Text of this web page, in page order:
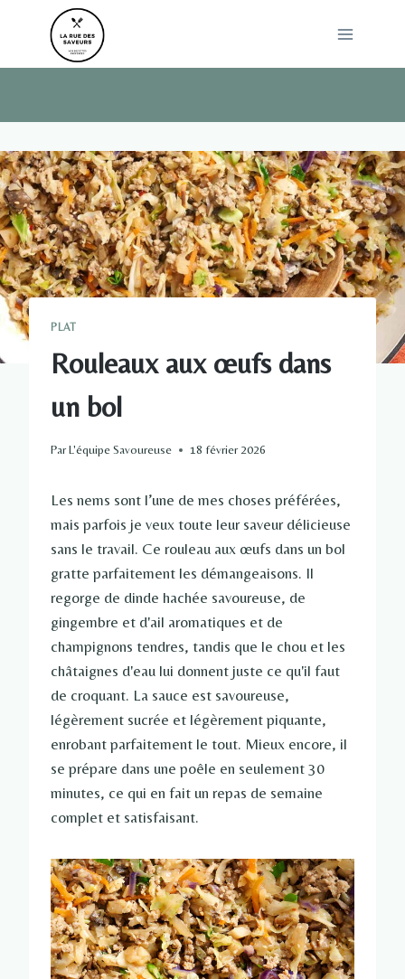
PLAT
Rouleaux aux œufs dans
un bol
ParL'équipe Savoureuse 18 février 2026
Les nems sont l’une de mes choses préférées,
mais parfois je veux toute leur saveur délicieuse
sans le travail. Ce rouleau aux œufs dans un bol
gratte parfaitement les démangeaisons. Il
regorge de dinde hachée savoureuse, de
gingembre et d'ail aromatiques et de
champignons tendres, tandis que le chou et les
châtaignes d'eau lui donnent juste ce qu'il faut
de croquant. La sauce est savoureuse,
légèrement sucrée et légèrement piquante,
enrobant parfaitement le tout. Mieux encore, il
se prépare dans une poêle en seulement 30
minutes, ce qui en fait un repas de semaine
complet et satisfaisant.